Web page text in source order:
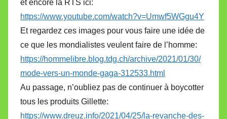
et encore la RTS ici:
https://www.youtube.com/watch?v=Umwf5WGgu4Y
Et regardez ces images pour vous faire une idée de
ce que les mondialistes veulent faire de l’homme:
https://hommelibre.blog.tdg.ch/archive/2021/01/30/
mode-vers-un-monde-gaga-312533.html
Au passage, n’oubliez pas de continuer à boycotter
tous les produits Gillette:
https://www.dreuz.info/2021/04/25/la-revanche-des-